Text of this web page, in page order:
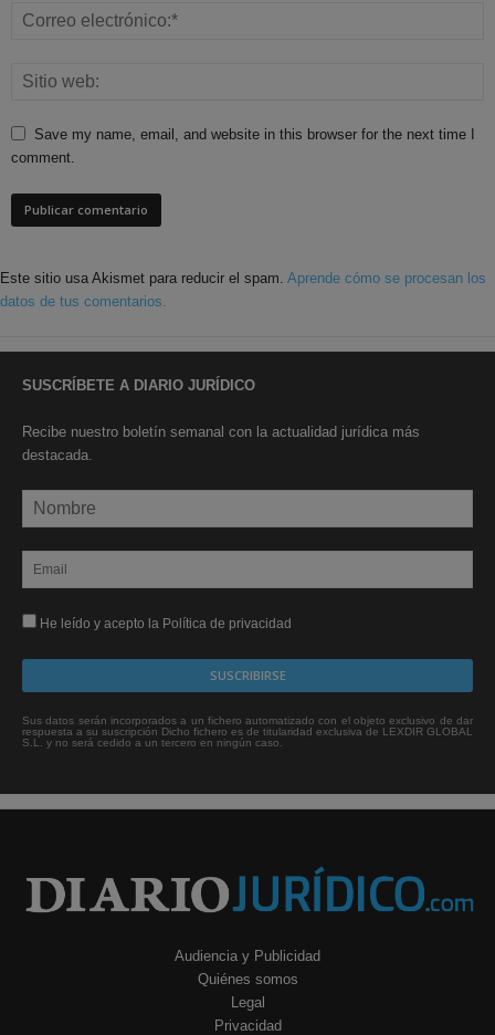
Save my name, email, and website in this browser for the next time I
comment.
Este sitio usa Akismet para reducir el spam. Aprende cómo se procesan los
datos de tus comentarios.
SUSCRÍBETE A DIARIO JURÍDICO
Recibe nuestro boletín semanal con la actualidad jurídica más
destacada.
He leído y acepto la Política de privacidad
Sus datos serán incorporados a un fichero automatizado con el objeto exclusivo de dar
respuesta a su suscripción Dicho fichero es de titularidad exclusiva de LEXDIR GLOBAL
S.L. y no será cedido a un tercero en ningún caso.
Audiencia y Publicidad
Quiénes somos
Legal
Privacidad